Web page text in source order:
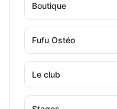
Boutique
Fufu Ostéo
Le club